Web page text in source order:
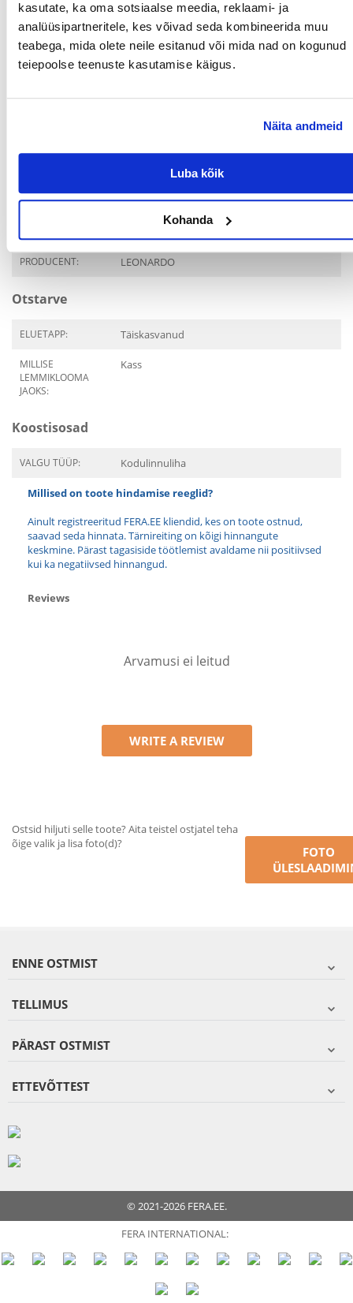
kasutate, ka oma sotsiaalse meedia, reklaami- ja
analüüsipartneritele, kes võivad seda kombineerida muu
teabega, mida olete neile esitanud või mida nad on kogunud
teiepoolse teenuste kasutamise käigus.
Näita andmeid
Luba kõik
Kohanda
Annustamissoovitused:
täiskasvanud kass, kes kaalub umbes 8,5 kg: 2-3 kotikest päevas.
Soovitatav on kombineerida Finest Selection märgtoitu Leonardo
värske joogivesi oleks alati kättesaadav. Pärast avamist hoidke
PAKENDI KAAL (KG): 0.085
PRODUCENT: LEONARDO
Otstarve
ELUETAPP: Täiskasvanud
MILLISE
LEMMIKLOOMA
JAOKS:
Kass
Koostisosad
VALGU TÜÜP: Kodulinnuliha
Millised on toote hindamise reeglid?
Ainult registreeritud FERA.EE kliendid, kes on toote ostnud,
saavad seda hinnata. Tärnireiting on kõigi hinnangute
keskmine. Pärast tagasiside töötlemist avaldame nii positiivsed
kui ka negatiivsed hinnangud.
Reviews
Arvamusi ei leitud
WRITE A REVIEW
Ostsid hiljuti selle toote? Aita teistel ostjatel teha
õige valik ja lisa foto(d)?
FOTO
ENNE OSTMIST
TELLIMUS
PÄRAST OSTMIST
ETTEVÕTTEST
© 2021-2026 FERA.EE.
FERA INTERNATIONAL: